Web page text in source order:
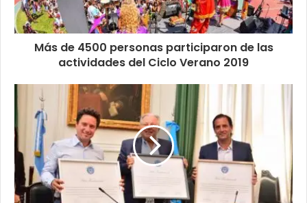
Más de 4500 personas participaron de las
actividades del Ciclo Verano 2019